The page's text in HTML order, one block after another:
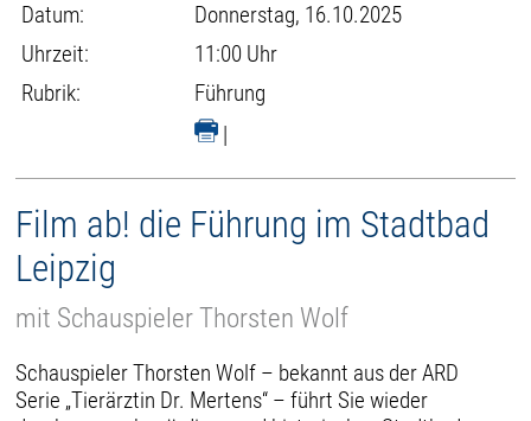
Datum:
Donnerstag, 16.10.2025
Uhrzeit:
11:00 Uhr
Rubrik:
Führung
|
Film ab! die Führung im Stadtbad
Leipzig
mit Schauspieler Thorsten Wolf
Schauspieler Thorsten Wolf – bekannt aus der ARD
Serie „Tierärztin Dr. Mertens“ – führt Sie wieder